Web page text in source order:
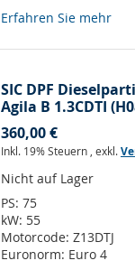
Erfahren Sie mehr
SIC DPF
Agila B 1.3CDTI
360,00 €
Inkl. 19% Steuern , exkl.
Nicht auf Lager
PS: 75
kW: 55
Motorcode: Z13DTJ
Euronorm: Euro 4